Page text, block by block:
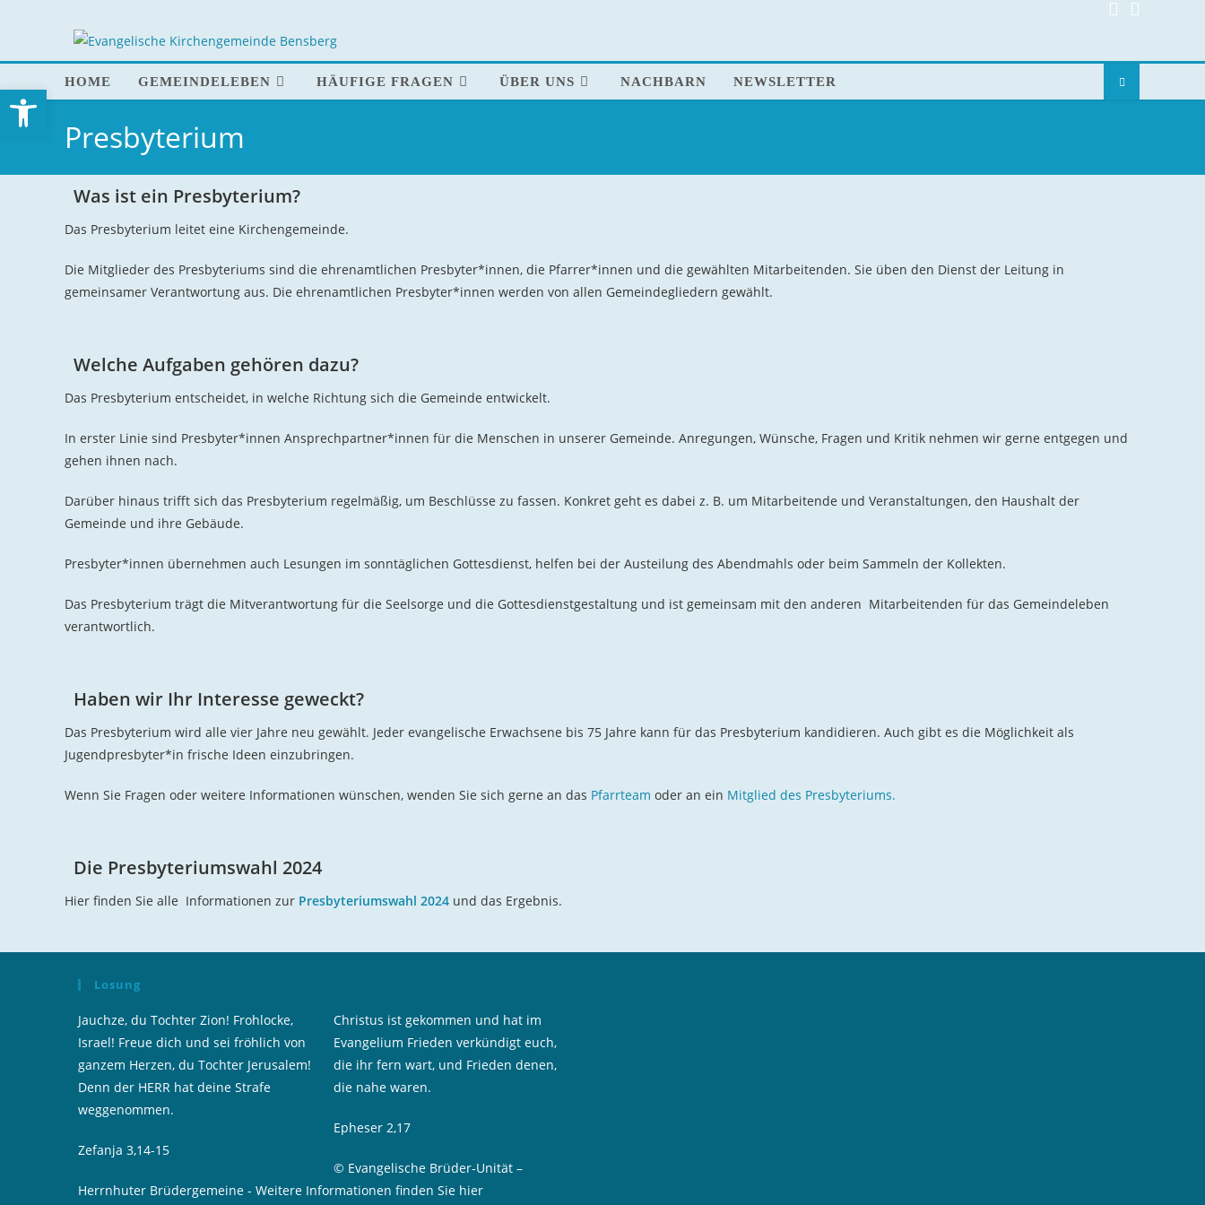
HOME GEMEINDELEBEN HÄUFIGE FRAGEN ÜBER UNS NACHBARN NEWSLETTER
Presbyterium
Was ist ein Presbyterium?
Das Presbyterium leitet eine Kirchengemeinde.
Die Mitglieder des Presbyteriums sind die ehrenamtlichen Presbyter*innen, die Pfarrer*innen und die gewählten Mitarbeitenden. Sie üben den Dienst der Leitung in
gemeinsamer Verantwortung aus. Die ehrenamtlichen Presbyter*innen werden von allen Gemeindegliedern gewählt.
Welche Aufgaben gehören dazu?
Das Presbyterium entscheidet, in welche Richtung sich die Gemeinde entwickelt.
In erster Linie sind Presbyter*innen Ansprechpartner*innen für die Menschen in unserer Gemeinde. Anregungen, Wünsche, Fragen und Kritik nehmen wir gerne entgegen und
gehen ihnen nach.
Darüber hinaus trifft sich das Presbyterium regelmäßig, um Beschlüsse zu fassen. Konkret geht es dabei z. B. um Mitarbeitende und Veranstaltungen, den Haushalt der
Gemeinde und ihre Gebäude.
Presbyter*innen übernehmen auch Lesungen im sonntäglichen Gottesdienst, helfen bei der Austeilung des Abendmahls oder beim Sammeln der Kollekten.
Das Presbyterium trägt die Mitverantwortung für die Seelsorge und die Gottesdienstgestaltung und ist gemeinsam mit den anderen Mitarbeitenden für das Gemeindeleben
verantwortlich.
Haben wir Ihr Interesse geweckt?
Das Presbyterium wird alle vier Jahre neu gewählt. Jeder evangelische Erwachsene bis 75 Jahre kann für das Presbyterium kandidieren. Auch gibt es die Möglichkeit als
Jugendpresbyter*in frische Ideen einzubringen.
Wenn Sie Fragen oder weitere Informationen wünschen, wenden Sie sich gerne an das Pfarrteam oder an ein Mitglied des Presbyteriums.
Die Presbyteriumswahl 2024
Hier finden Sie alle Informationen zur Presbyteriumswahl 2024 und das Ergebnis.
Losung
Jauchze, du Tochter Zion! Frohlocke,
Israel! Freue dich und sei fröhlich von
ganzem Herzen, du Tochter Jerusalem!
Denn der HERR hat deine Strafe
weggenommen.
Zefanja 3,14-15
Christus ist gekommen und hat im
Evangelium Frieden verkündigt euch,
die ihr fern wart, und Frieden denen,
die nahe waren.
Epheser 2,17
© Evangelische Brüder-Unität –
Herrnhuter Brüdergemeine - Weitere Informationen finden Sie hier
Open toolbar